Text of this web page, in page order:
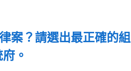
案？請選出最正確的組
。